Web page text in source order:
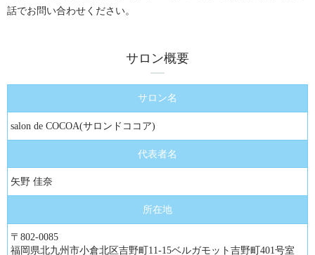
話でお問い合わせください。
サロン概要
サロン名
salon de COCOA(サロンドココア)
代表者名
矢野 佳奈
所在地
〒802-0085
福岡県北九州市小倉北区吉野町11-15ベルガモット吉野町401号室